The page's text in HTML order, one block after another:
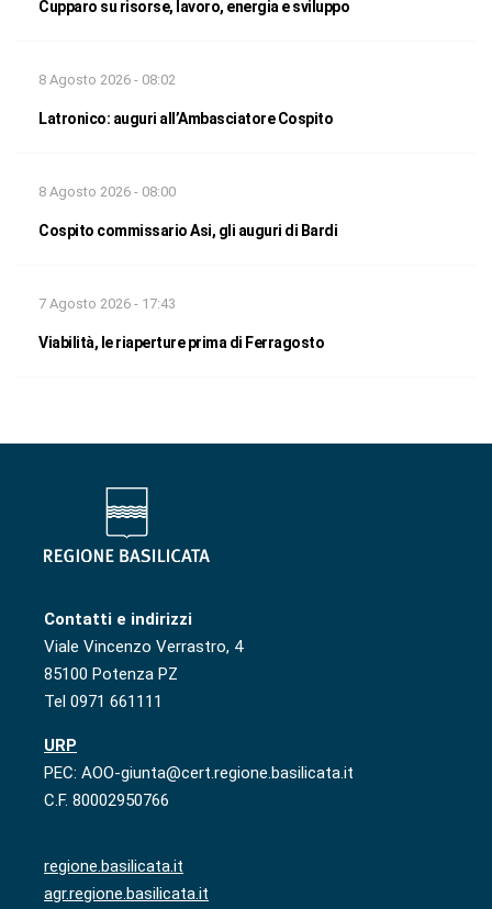
Cupparo su risorse, lavoro, energia e sviluppo
8 Agosto 2026 - 08:02
Latronico: auguri all’Ambasciatore Cospito
8 Agosto 2026 - 08:00
Cospito commissario Asi, gli auguri di Bardi
7 Agosto 2026 - 17:43
Viabilità, le riaperture prima di Ferragosto
Contatti e indirizzi
Viale Vincenzo Verrastro, 4
85100 Potenza PZ
Tel 0971 661111
URP
PEC: AOO-giunta@cert.regione.basilicata.it
C.F. 80002950766
regione.basilicata.it
agr.regione.basilicata.it